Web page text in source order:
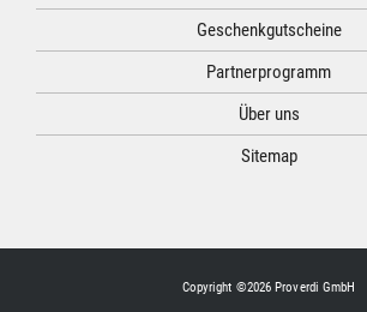
Geschenkgutscheine
Partnerprogramm
Über uns
Sitemap
Copyright ©2026 Proverdi GmbH